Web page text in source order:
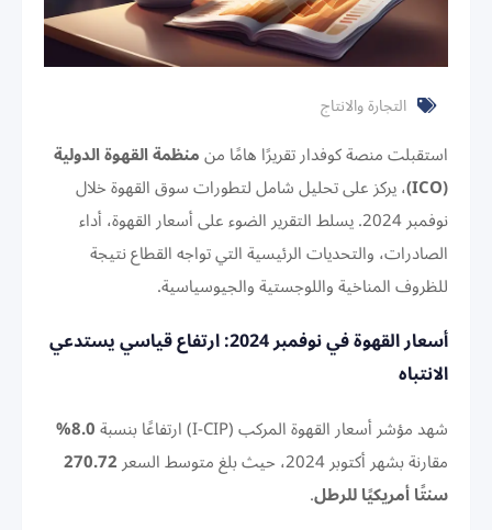
التجارة والانتاج
استقبلت منصة كوفدار تقريرًا هامًا منمنظمة القهوة الدولية
(ICO)
، يركز على تحليل شامل لتطورات سوق القهوة خلال
نوفمبر 2024. يسلط التقرير الضوء على أسعار القهوة، أداء
الصادرات، والتحديات الرئيسية التي تواجه القطاع نتيجة
للظروف المناخية واللوجستية والجيوسياسية.
أسعار القهوة في نوفمبر 2024: ارتفاع قياسي يستدعي
الانتباه
شهد مؤشر أسعار القهوة المركب (I-CIP) ارتفاعًا بنسبة
8.0%
مقارنة بشهر أكتوبر 2024، حيث بلغ متوسط السعر
270.72
سنتًا أمريكيًا للرطل.